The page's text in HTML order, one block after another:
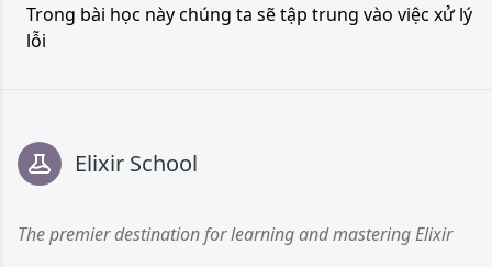
Trong bài học này chúng ta sẽ tập trung vào việc xử lý
lỗi
Elixir School
The premier destination for learning and mastering Elixir